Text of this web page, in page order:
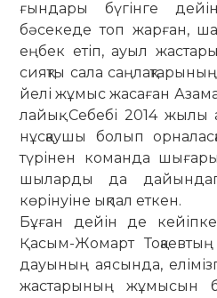
ғындары бүгінге
бәсекеде топ жарған,
ең­бек етіп, ауыл
сияқты сала
йе­­лі жұмыс жа­саған
лайық. Себебі 2014 жылы
нұс­қаушы болып
түрінен коман­да
шы­ларды да
көрінуіне ықпал еткен.
Бұған дейін де
Қасым-Жомарт
дауының аясын­да,
жастарының жұ­мы­­сын